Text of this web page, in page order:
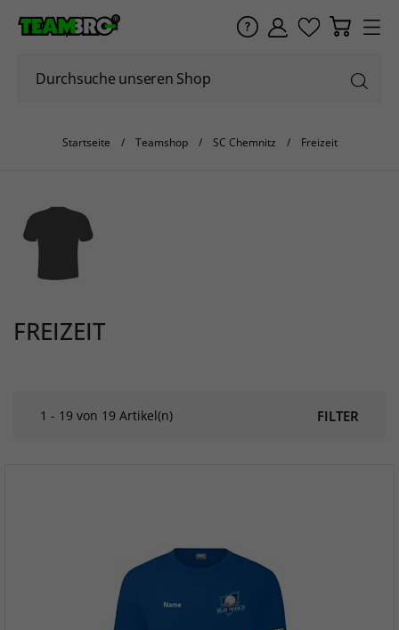
Startseite Teamshop SC Chemnitz Freizeit
FREIZEIT
FILTER
1 - 19 von 19 Artikel(n)